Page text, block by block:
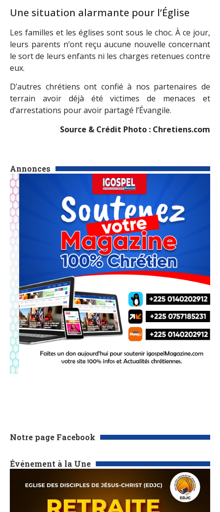
Annonces
Notre page Facebook
Événement à la Une
Une situation alarmante pour l’Église
Les familles et les églises sont sous le choc. À ce jour,
leurs parents n’ont reçu aucune nouvelle concernant
le sort de leurs enfants ni les charges retenues contre
eux.
D’autres chrétiens ont confié à nos partenaires de
terrain avoir déjà été victimes de menaces et
d’arrestations pour avoir partagé l’Évangile.
Source & Crédit Photo : Chretiens.com